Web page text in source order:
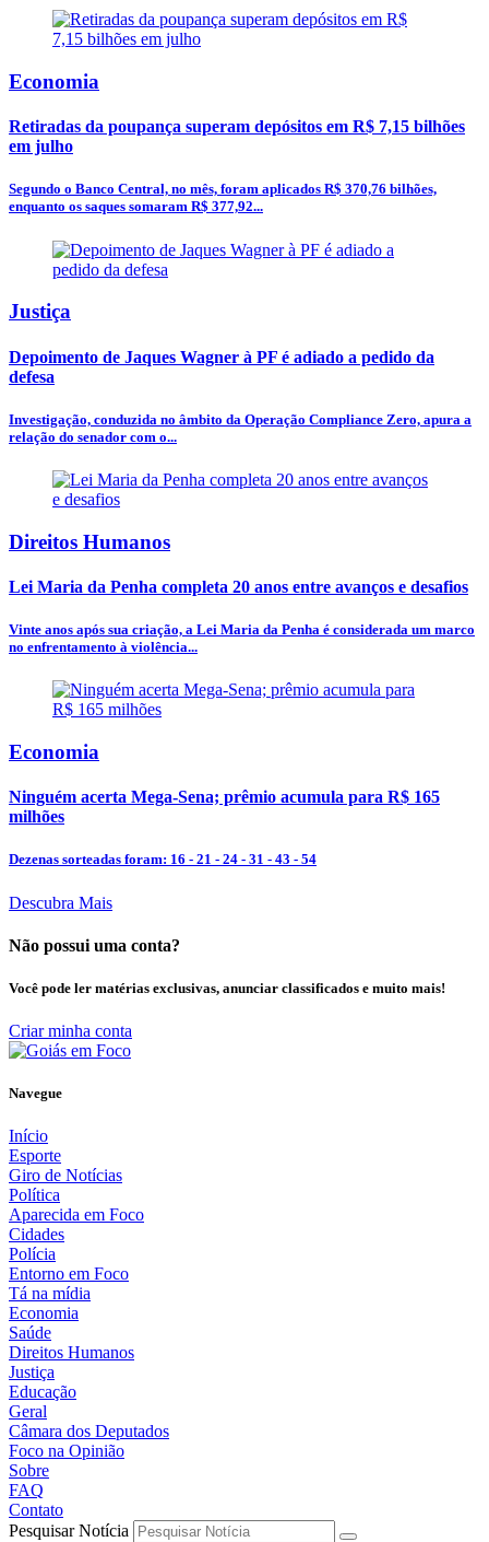
Economia
Retiradas da poupança superam depósitos em R$ 7,15 bilhões
em julho
Segundo o Banco Central, no mês, foram aplicados R$ 370,76 bilhões,
enquanto os saques somaram R$ 377,92...
Justiça
Depoimento de Jaques Wagner à PF é adiado a pedido da
defesa
Investigação, conduzida no âmbito da Operação Compliance Zero, apura a
relação do senador com o...
Direitos Humanos
Lei Maria da Penha completa 20 anos entre avanços e desafios
Vinte anos após sua criação, a Lei Maria da Penha é considerada um marco
no enfrentamento à violência...
Economia
Ninguém acerta Mega-Sena; prêmio acumula para R$ 165
milhões
Dezenas sorteadas foram: 16 - 21 - 24 - 31 - 43 - 54
Descubra Mais
Não possui uma conta?
Você pode ler matérias exclusivas, anunciar classificados e muito mais!
Criar minha conta
Navegue
Início
Esporte
Giro de Notícias
Política
Aparecida em Foco
Cidades
Polícia
Entorno em Foco
Tá na mídia
Economia
Saúde
Direitos Humanos
Justiça
Educação
Geral
Câmara dos Deputados
Foco na Opinião
Sobre
FAQ
Contato
Pesquisar Notícia